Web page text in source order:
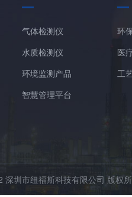
气体检测仪
水质检测仪
环境监测产品
智慧管理平台
环
医
工
深圳市纽福斯科技有限公司 版